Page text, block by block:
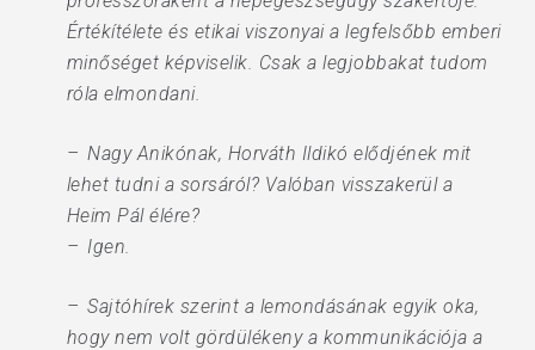
Értékítélete és etikai viszonyai a legfelsőbb emberi
minőséget képviselik. Csak a legjobbakat tudom
róla elmondani.
– Nagy Anikónak, Horváth Ildikó elődjének mit
lehet tudni a sorsáról? Valóban visszakerül a
Heim Pál élére?
– Igen.
– Sajtóhírek szerint a lemondásának egyik oka,
hogy nem volt gördülékeny a kommunikációja a